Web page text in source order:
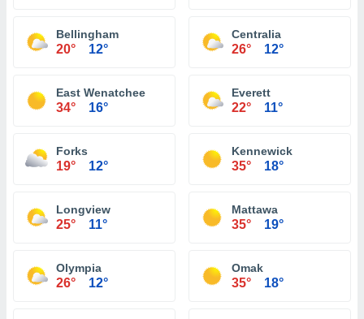
Bellingham
20° 12°
Centralia
26° 12°
East Wenatchee
34° 16°
Everett
22° 11°
Forks
19° 12°
Kennewick
35° 18°
Longview
25° 11°
Mattawa
35° 19°
Olympia
26° 12°
Omak
35° 18°